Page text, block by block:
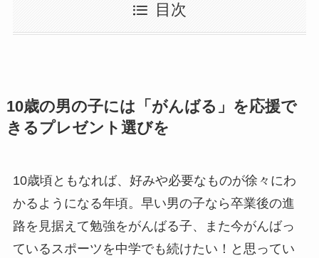
目次
10歳の男の子には「がんばる」を応援で
きるプレゼント選びを
10歳頃ともなれば、好みや必要なものが徐々にわ
かるようになる年頃。早い男の子なら卒業後の進
路を見据えて勉強をがんばる子、また今がんばっ
ているスポーツを中学でも続けたい！と思ってい